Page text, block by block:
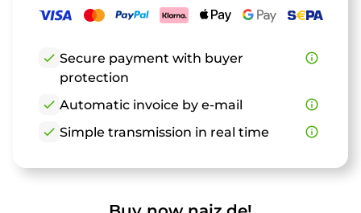
check Secure payment with buyer
protection
info_outline
check Automatic invoice by e-mail
info_outline
check Simple transmission in real time info_outline